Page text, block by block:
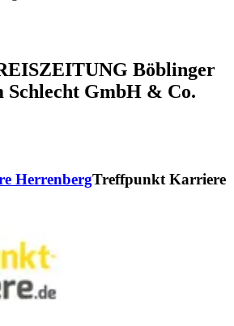
Böblinger
Schlecht GmbH & Co.
HerrenbergTreffpunkt Karriere